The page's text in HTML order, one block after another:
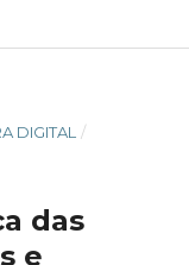
DIGITAL
/
das
e